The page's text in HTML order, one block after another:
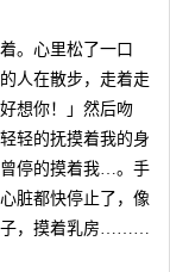
。心里松了一口
人在散步，走着走
想你！」然后吻
轻的抚摸着我的身
停的摸着我…。手
脏都快停止了，像
子，摸着乳房………